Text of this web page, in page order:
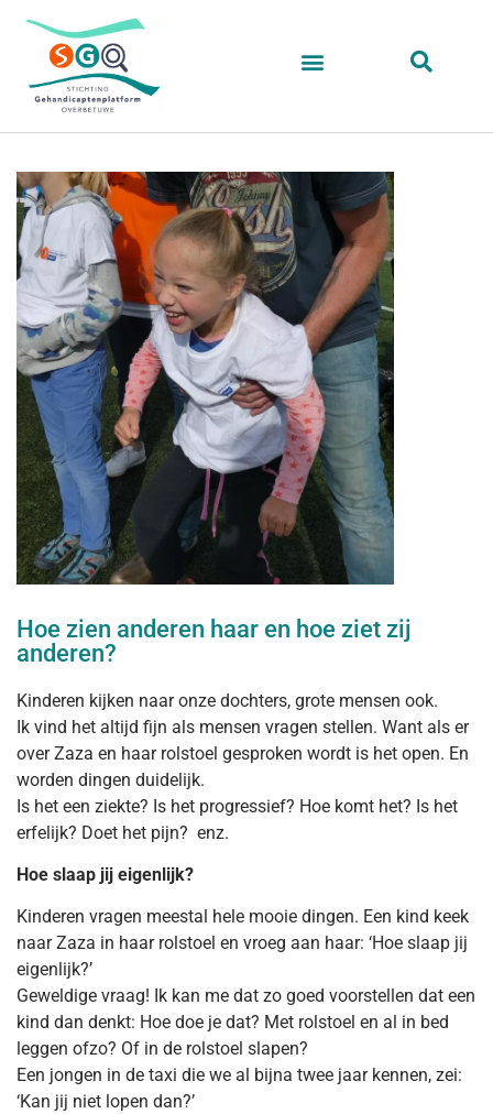
Hoe zien anderen haar en hoe ziet zij
anderen?
Kinderen kijken naar onze dochters, grote mensen ook.
Ik vind het altijd fijn als mensen vragen stellen. Want als er
over Zaza en haar rolstoel gesproken wordt is het open. En
worden dingen duidelijk.
Is het een ziekte? Is het progressief? Hoe komt het? Is het
erfelijk? Doet het pijn? enz.
Hoe slaap jij eigenlijk?
Kinderen vragen meestal hele mooie dingen. Een kind keek
naar Zaza in haar rolstoel en vroeg aan haar: ‘Hoe slaap jij
eigenlijk?’
Geweldige vraag! Ik kan me dat zo goed voorstellen dat een
kind dan denkt: Hoe doe je dat? Met rolstoel en al in bed
leggen ofzo? Of in de rolstoel slapen?
Een jongen in de taxi die we al bijna twee jaar kennen, zei:
‘Kan jij niet lopen dan?’